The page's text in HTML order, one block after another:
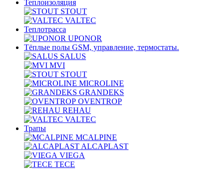
Теплоизоляция
STOUT
VALTEC
Теплотрасса
UPONOR
Тёплые полы GSM, управление, термостаты.
SALUS
MVI
STOUT
MICROLINE
GRANDEKS
OVENTROP
REHAU
VALTEC
Трапы
MCALPINE
ALCAPLAST
VIEGA
TECE